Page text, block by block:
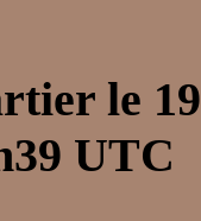
le 19
UTC